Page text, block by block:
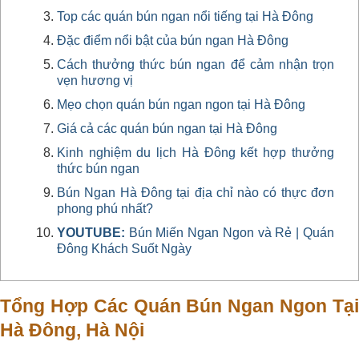
Top các quán bún ngan nổi tiếng tại Hà Đông
Đặc điểm nổi bật của bún ngan Hà Đông
Cách thưởng thức bún ngan để cảm nhận trọn
vẹn hương vị
Mẹo chọn quán bún ngan ngon tại Hà Đông
Giá cả các quán bún ngan tại Hà Đông
Kinh nghiệm du lịch Hà Đông kết hợp thưởng
thức bún ngan
Bún Ngan Hà Đông tại địa chỉ nào có thực đơn
phong phú nhất?
YOUTUBE: Bún Miến Ngan Ngon và Rẻ | Quán
Đông Khách Suốt Ngày
Tổng Hợp Các Quán Bún Ngan Ngon Tại
Hà Đông, Hà Nội